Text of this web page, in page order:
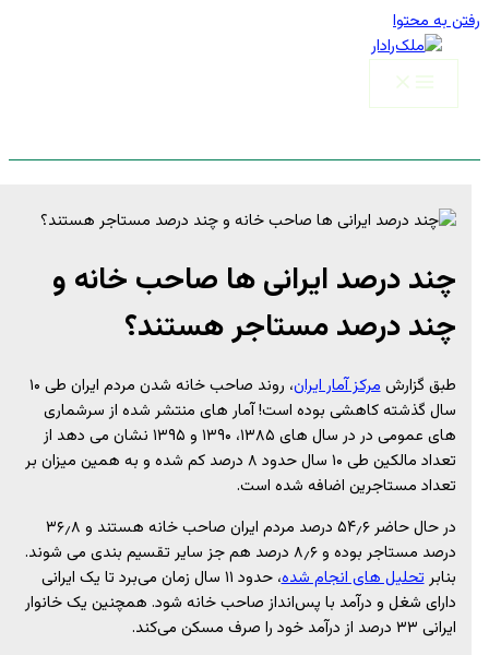
رفتن به محتوا
چند درصد ایرانی ها صاحب خانه و
چند درصد مستاجر هستند؟
طبق گزارشمرکز آمار ایران
، روند صاحب خانه شدن مردم ایران طی ۱۰
سال گذشته کاهشی بوده است! آمار های منتشر شده از سرشماری
های عمومی در در سال های ۱۳۸۵، ۱۳۹۰ و ۱۳۹۵ نشان می دهد از
تعداد مالکین طی ۱۰ سال حدود ۸ درصد کم شده و به همین میزان بر
تعداد مستاجرین اضافه شده است.
در حال حاضر ۵۴٫۶ درصد مردم ایران صاحب خانه هستند و ۳۶٫۸
درصد مستاجر بوده و ۸٫۶ درصد هم جز سایر تقسیم بندی می شوند.
بنابرتحلیل های انجام شده
، حدود ۱۱ سال زمان می‌برد تا یک ایرانی
دارای شغل و درآمد با پس‌انداز صاحب خانه شود. همچنین یک خانوار
ایرانی ۳۳ درصد از درآمد خود را صرف مسکن می‌کند.